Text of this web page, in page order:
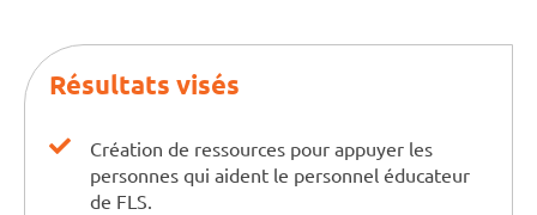
Résultats visés
Création de ressources pour appuyer les
personnes qui aident le personnel éducateur
de FLS.